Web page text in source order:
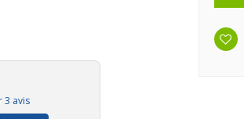
3 avis